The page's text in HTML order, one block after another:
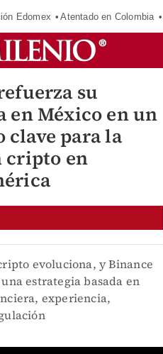
Edomex Atentado en Colombia
su
en México en un
clave para la
cripto en
evoluciona, y Binance
estrategia basada en
experiencia,